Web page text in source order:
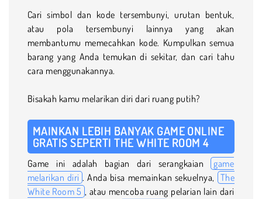
Cari simbol dan kode tersembunyi, urutan bentuk,
atau pola tersembunyi lainnya yang akan
membantumu memecahkan kode. Kumpulkan semua
barang yang Anda temukan di sekitar, dan cari tahu
cara menggunakannya.
Bisakah kamu melarikan diri dari ruang putih?
MAINKAN LEBIH BANYAK GAME ONLINE
GRATIS SEPERTI THE WHITE ROOM 4
Game ini adalah bagian dari serangkaian game
melarikan diri . Anda bisa memainkan sekuelnya, The
White Room 5 , atau mencoba ruang pelarian lain dari